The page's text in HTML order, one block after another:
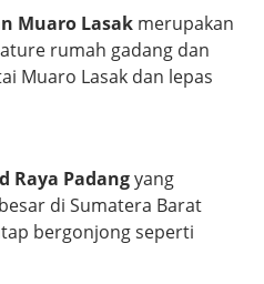
Muaro Lasak merupakan
rumah gadang dan
Muaro Lasak dan lepas
Raya Padangyang
di Sumatera Barat
bergonjong seperti